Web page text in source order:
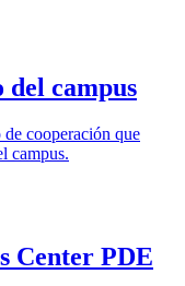
campus
cooperación que
campus.
Center PDE